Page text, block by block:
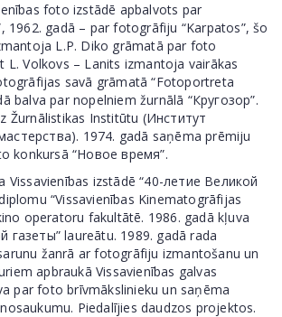
foto izstādē apbalvots par
1962. gadā – par fotogrāfiju “Karpatos”, šo
L.P. Diko grāmatā par foto
L. Volkovs – Lanits izmantoja vairākas
savā grāmatā “Fotoportreta
balva par nopelniem žurnālā “Кругозор”.
Žurnālistikas Institūtu (Институт
1974. gadā saņēma prēmiju
konkursā “Новое время”.
Vissavienības izstādē “40-летие Великой
“Vissavienības Kinematogrāfijas
operatoru fakultātē. 1986. gadā kļuva
газеты” laureātu. 1989. gadā rada
žanrā ar fotogrāfiju izmantošanu un
apbraukā Vissavienības galvas
par foto brīvmākslinieku un saņēma
Piedalījies daudzos projektos.